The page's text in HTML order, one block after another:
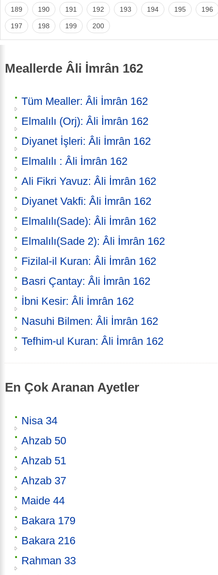
189 190 191 192 193 194 195 196
197 198 199 200
Meallerde Âli İmrân 162
Tüm Mealler: Âli İmrân 162
Elmalılı (Orj): Âli İmrân 162
Diyanet İşleri: Âli İmrân 162
Elmalılı : Âli İmrân 162
Ali Fikri Yavuz: Âli İmrân 162
Diyanet Vakfi: Âli İmrân 162
Elmalılı(Sade): Âli İmrân 162
Elmalılı(Sade 2): Âli İmrân 162
Fizilal-il Kuran: Âli İmrân 162
Basri Çantay: Âli İmrân 162
İbni Kesir: Âli İmrân 162
Nasuhi Bilmen: Âli İmrân 162
Tefhim-ul Kuran: Âli İmrân 162
En Çok Aranan Ayetler
Nisa 34
Ahzab 50
Ahzab 51
Ahzab 37
Maide 44
Bakara 179
Bakara 216
Rahman 33